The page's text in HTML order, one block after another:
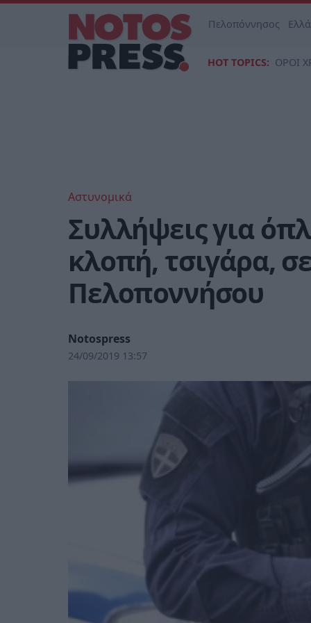
Πελοπόννησος
HOT TOPICS: ΟΡΟΙ
Αστυνομικά
Συλλήψεις για
κλοπή, τσιγάρα,
Πελοποννήσου
Notospress
24/09/2019 13:57